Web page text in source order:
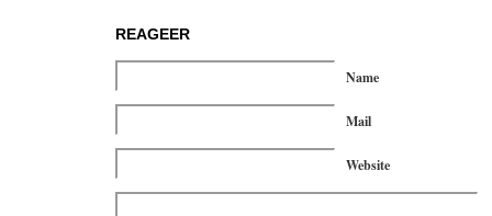
REAGEER
Name
Mail
Website